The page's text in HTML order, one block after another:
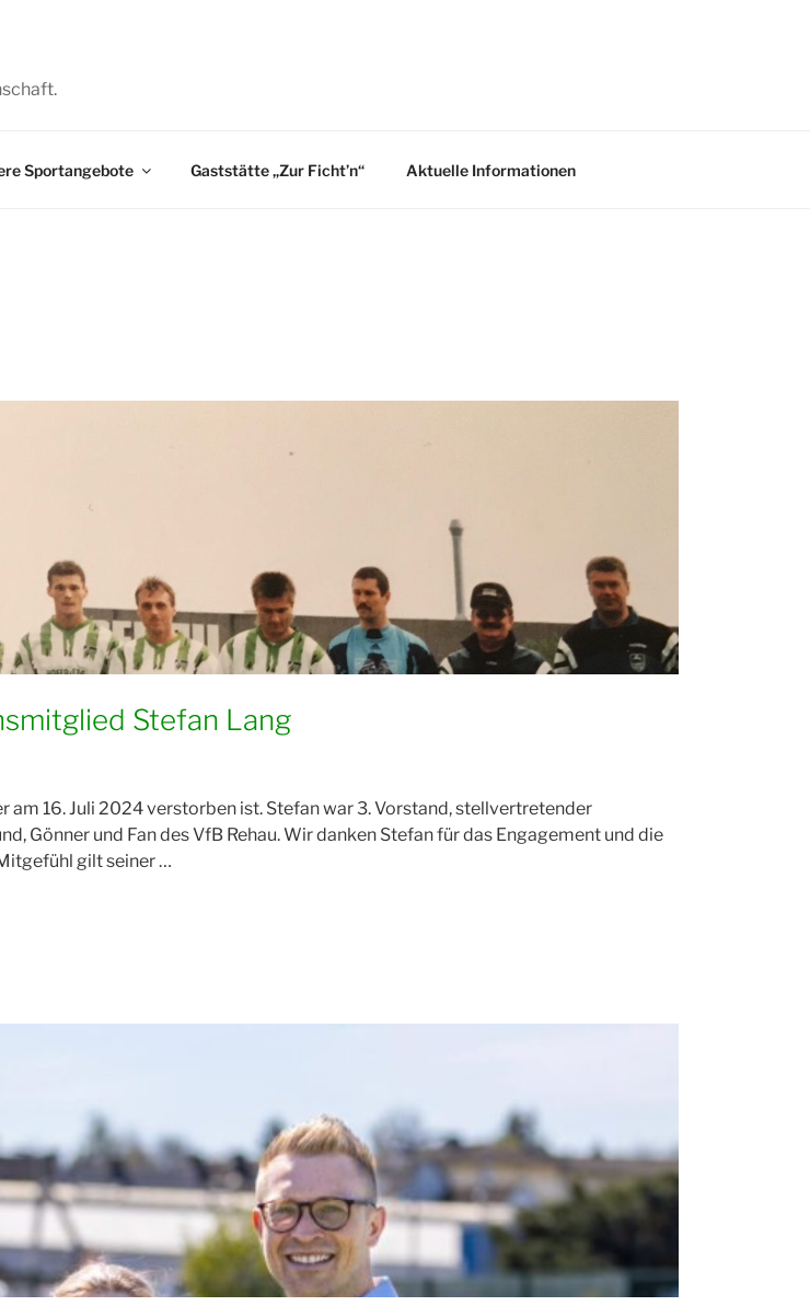
Sportangebote Gaststätte „Zur Ficht’n“ Aktuelle Informationen
Stefan Lang
16. Juli 2024 verstorben ist. Stefan war 3. Vorstand, stellvertretender
Gönner und Fan des VfB Rehau. Wir danken Stefan für das Engagement und die
gilt seiner …